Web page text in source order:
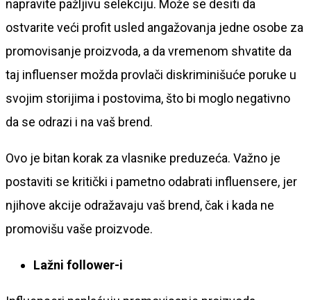
napravite pažljivu selekciju. Može se desiti da
ostvarite veći profit usled angažovanja jedne osobe za
promovisanje proizvoda, a da vremenom shvatite da
taj influenser možda provlači diskriminišuće poruke u
svojim storijima i postovima, što bi moglo negativno
da se odrazi i na vaš brend.
Ovo je bitan korak za vlasnike preduzeća. Važno je
postaviti se kritički i pametno odabrati influensere, jer
njihove akcije odražavaju vaš brend, čak i kada ne
promovišu vaše proizvode.
Lažni follower-i